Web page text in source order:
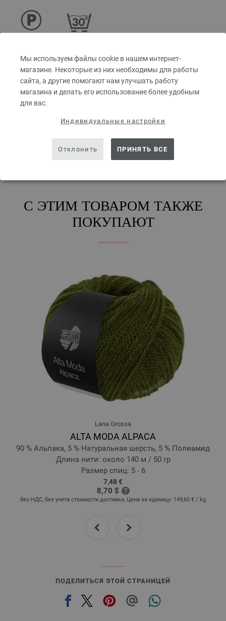
Мы используем файлы cookie в нашем интернет-
магазине. Некоторые из них необходимы для работы
сайта, а другие помогают нам улучшать работу
магазина и делать его использование более удобным
для вас.
Индивидуальные настройки
Отклонить ПРИНЯТЬ ВСЕ
деликатная)
НАЗВАНИЯ ЦВЕТОВ
03-фиолетовый | EAN: 4033493346399
06-серо-зелёный | EAN: 4033493346429
08-оливковый | EAN: 4033493346443
09-мшисто-зелёный | EAN: 4033493346450
13-античный фиолетовый | EAN: 4033493361606
14-ржаво-красный | EAN: 4033493361613
15-нуга | EAN: 4033493361620
16-серо-коричневый | EAN: 4033493361637
17-зелёный | EAN: 4033493361644
18-кремовый | EAN: 4033493362658
С ЭТИМ ТОВАРОМ ТАКЖЕ
ПОКУПАЮТ
Lana Grossa
ALTA MODA ALPACA
90 % Альпака, 5 % Натуральная шерсть, 5 % Полиамид
Длина нити: около 140 м / 50 гр
Размер спиц: 5 - 6
7,48 €
8,70 $
без НДС, без учета стоимости доставки, Цена за единицу: 149,60 € / kg
prev next
ПОДЕЛИТЬСЯ ЭТОЙ СТРАНИЦЕЙ